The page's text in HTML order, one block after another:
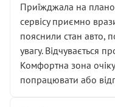
Приїжджала на
сервісу приємно
пояснили стан авто,
увагу. Відчувається
Комфортна зона
попрацювати або